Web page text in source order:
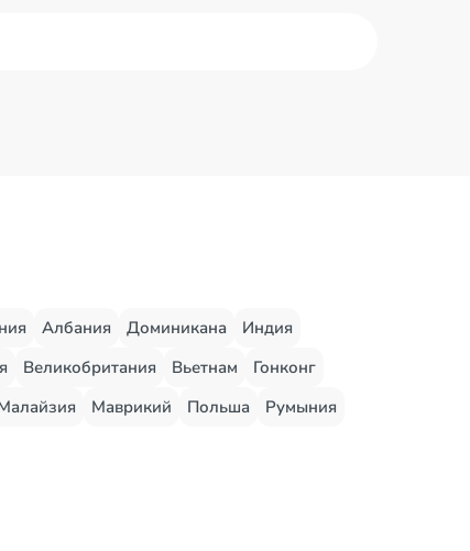
Албания Доминикана
Индия
Великобритания Вьетнам
Гонконг
Маврикий Польша
Румыния